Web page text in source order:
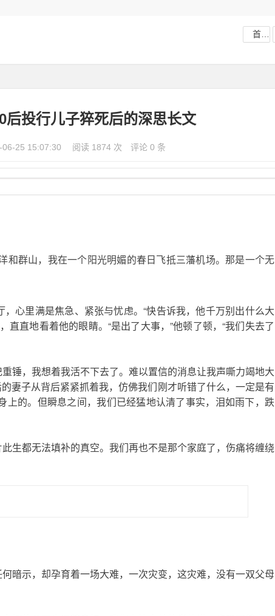
后投行儿子猝死后的深思长文
06-25 15:07:30 阅读 1874 次 评论 0 条
群山，我在一个阳光明媚的春日飞抵三藩机场。那是一个无
心里满是焦急、紧张与忧虑。“快告诉我，他千万别出什么大
直直地看着他的眼睛。“是出了大事，”他顿了顿，“我们失去了
，我想着我活不下去了。难以置信的消息让我声嘶力竭地大
妻子从背后紧紧抓着我，仿佛我们刚才听错了什么，一定是有
上的。但瞬息之间，我们已经猛地认清了事实，泪如雨下，跌
都无法填补的真空。我们再也不是那个家庭了，伤痛将缠绕
示，却孕育着一场大难，一次灾变，这灾难，没有一双父母